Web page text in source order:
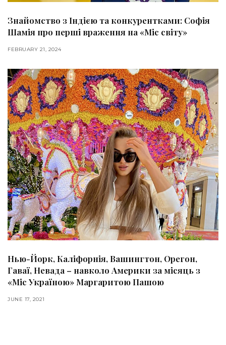
Знайомство з Індією та конкурентками: Софія
Шамія про перші враження на «Міс світу»
FEBRUARY 21, 2024
Нью-Йорк, Каліфорнія, Вашингтон, Орегон,
Гаваї, Невада – навколо Америки за місяць з
«Міс Україною» Маргаритою Пашою
JUNE 17, 2021